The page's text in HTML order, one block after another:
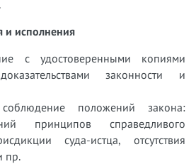
и исполнения
с удостоверенными копиями
законности и
положений закона:
принципов справедливого
суда-истца, отсутствия
пр.